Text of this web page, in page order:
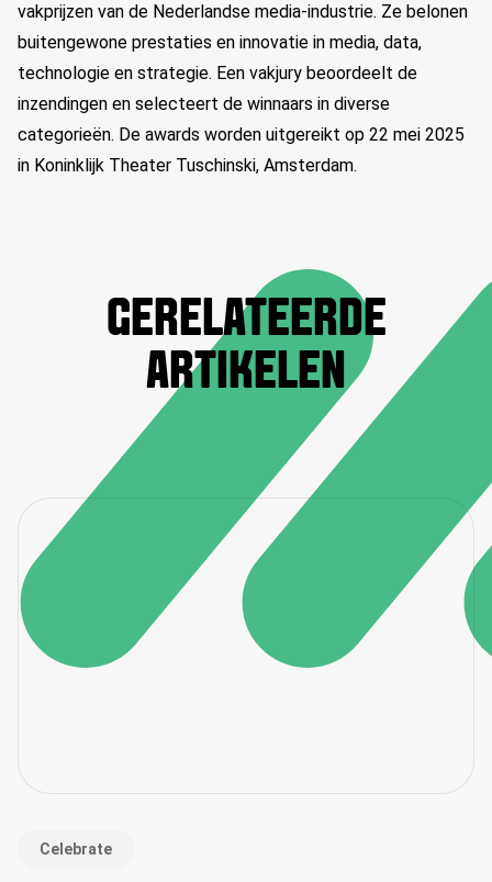
vakprijzen van de Nederlandse media-industrie. Ze belonen
buitengewone prestaties en innovatie in media, data,
technologie en strategie. Een vakjury beoordeelt de
inzendingen en selecteert de winnaars in diverse
categorieën. De awards worden uitgereikt op 22 mei 2025
in Koninklijk Theater Tuschinski, Amsterdam.
GERELATEERDE
ARTIKELEN
Celebrate